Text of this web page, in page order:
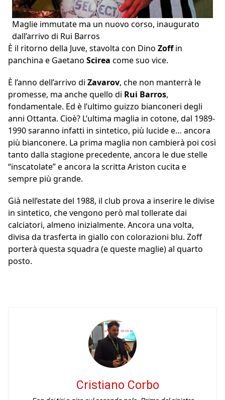
Maglie immutate ma un nuovo corso, inaugurato
dall’arrivo di Rui Barros
È il ritorno della Juve, stavolta con Dino Zoffin
panchina e Gaetano Scirea come suo vice.
È l’anno dell’arrivo di Zavarov, che non manterrà le
promesse, ma anche quello di Rui Barros,
fondamentale. Ed è l’ultimo guizzo bianconeri degli
anni Ottanta. Cioè? L’ultima maglia in cotone, dal 1989-
1990 saranno infatti in sintetico, più lucide e… ancora
più bianconere. La prima maglia non cambierà poi così
tanto dalla stagione precedente, ancora le due stelle
“inscatolate” e ancora la scritta Ariston cucita e
sempre più grande.
Già nell’estate del 1988, il club prova a inserire le divise
in sintetico, che vengono però mal tollerate dai
calciatori, almeno inizialmente. Ancora una volta,
divisa da trasferta in giallo con colorazioni blu. Zoff
porterà questa squadra (e queste maglie) al quarto
posto.
Cristiano Corbo